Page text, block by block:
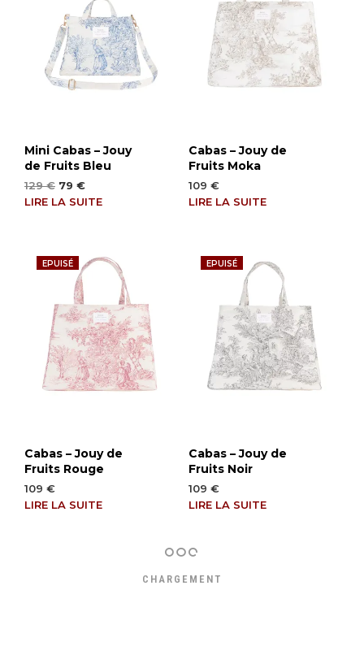
Mini Cabas – Jouy
de Fruits Bleu
129€ Le
prix
79 €Le
prix
LIRE LA SUITE
Cabas – Jouy de
Fruits Moka
109 €
LIRE LA SUITE
EPUISÉ
Cabas – Jouy de
Fruits Rouge
109 €
LIRE LA SUITE
EPUISÉ
Cabas – Jouy de
Fruits Noir
109 €
LIRE LA SUITE
CHARGEMENT